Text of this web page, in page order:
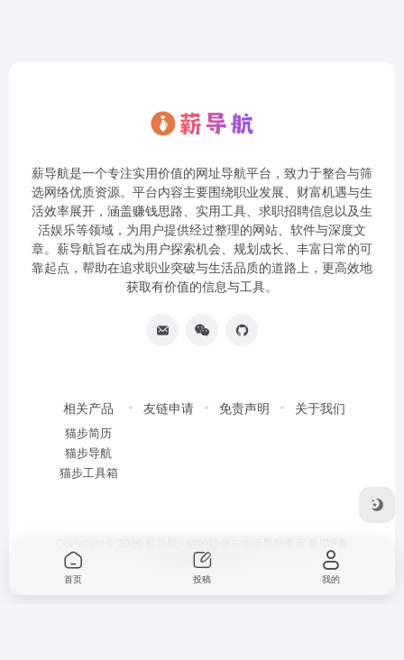
薪导航是一个专注实用价值的网址导航平台，致力于整合与筛
选网络优质资源。平台内容主要围绕职业发展、财富机遇与生
活效率展开，涵盖赚钱思路、实用工具、求职招聘信息以及生
活娱乐等领域，为用户提供经过整理的网站、软件与深度文
章。薪导航旨在成为用户探索机会、规划成长、丰富日常的可
靠起点，帮助在追求职业突破与生活品质的道路上，更高效地
获取有价值的信息与工具。
相关产品
猫步简历
猫步导航
猫步工具箱
友链申请 免责声明 关于我们
2020034752号-5
首页 投稿 我的